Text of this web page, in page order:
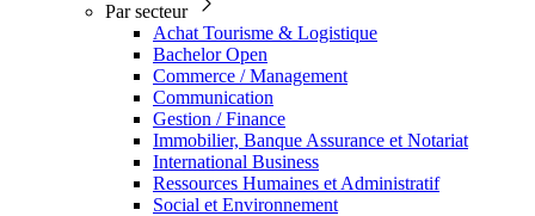
Par secteur
Achat Tourisme & Logistique
Bachelor Open
Commerce / Management
Communication
Gestion / Finance
Immobilier, Banque Assurance et Notariat
International Business
Ressources Humaines et Administratif
Social et Environnement